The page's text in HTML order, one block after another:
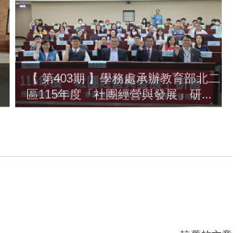
【 第403期 】學務處承辦教育部北二
區115年度「社團經營與發展」研...